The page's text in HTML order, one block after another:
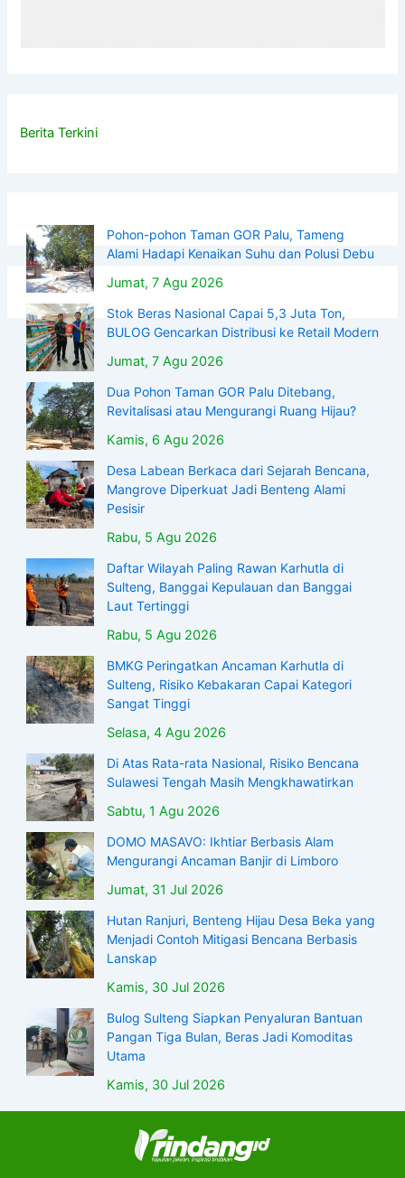
Berita Terkini
Pohon-pohon Taman GOR Palu, Tameng
Alami Hadapi Kenaikan Suhu dan Polusi Debu
Jumat, 7 Agu 2026
Stok Beras Nasional Capai 5,3 Juta Ton,
BULOG Gencarkan Distribusi ke Retail Modern
Jumat, 7 Agu 2026
Dua Pohon Taman GOR Palu Ditebang,
Revitalisasi atau Mengurangi Ruang Hijau?
Kamis, 6 Agu 2026
Desa Labean Berkaca dari Sejarah Bencana,
Mangrove Diperkuat Jadi Benteng Alami
Pesisir
Rabu, 5 Agu 2026
Daftar Wilayah Paling Rawan Karhutla di
Sulteng, Banggai Kepulauan dan Banggai
Laut Tertinggi
Rabu, 5 Agu 2026
BMKG Peringatkan Ancaman Karhutla di
Sulteng, Risiko Kebakaran Capai Kategori
Sangat Tinggi
Selasa, 4 Agu 2026
Di Atas Rata-rata Nasional, Risiko Bencana
Sulawesi Tengah Masih Mengkhawatirkan
Sabtu, 1 Agu 2026
DOMO MASAVO: Ikhtiar Berbasis Alam
Mengurangi Ancaman Banjir di Limboro
Jumat, 31 Jul 2026
Hutan Ranjuri, Benteng Hijau Desa Beka yang
Menjadi Contoh Mitigasi Bencana Berbasis
Lanskap
Kamis, 30 Jul 2026
Bulog Sulteng Siapkan Penyaluran Bantuan
Pangan Tiga Bulan, Beras Jadi Komoditas
Utama
Kamis, 30 Jul 2026